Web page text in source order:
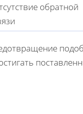
обратной